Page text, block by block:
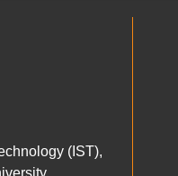
(IST),